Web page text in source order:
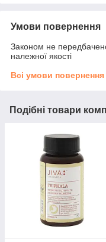
Умови повернення
Законом не
належної якості
Всі умови повернення
Подібні товари